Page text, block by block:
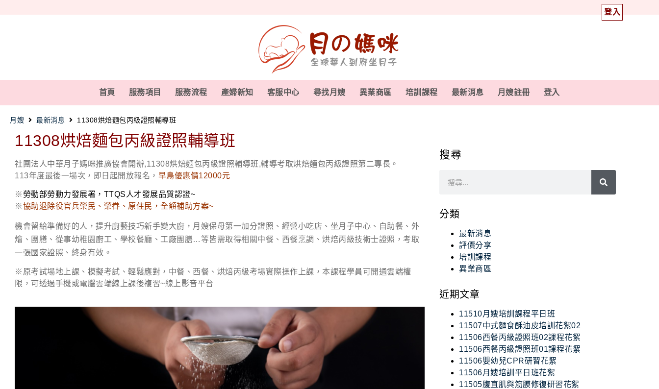
登入
首頁 服務項目 服務流程 產婦新知 客服中心 尋找月嫂 異業商區 培訓課程 最新消息 月嫂註冊 登入
月嫂 最新消息 11308烘焙麵包丙級證照輔導班
11308烘焙麵包丙級證照輔導班
社團法人中華月子媽咪推廣協會開辦,11308烘焙麵包丙級證照輔導班,輔導考取烘焙麵包丙級證照第二專長。
113年度最後一場次，即日起開放報名， 早鳥優惠價12000元
※ 勞動部勞動力發展署，TTQS人才發展品質認證~
※協助退除役官兵榮民、榮眷、原住民，全額補助方案~
機會留給準備好的人，提升廚藝技巧新手變大廚，月嫂保母第一加分證照、經營小吃店、坐月子中心、自助餐、外
燴、團膳、從事幼稚園廚工、學校餐廳、工廠團膳…等皆需取得相關中餐、西餐烹調、烘焙丙級技術士證照，考取
一張國家證照、終身有效。
※原考試場地上課、模擬考試、輕鬆應對，中餐、西餐、烘焙丙級考場實際操作上課，本課程學員可開通雲端權
限，可透過手機或電腦雲端線上課後複習~線上影音平台
搜尋
分類
最新消息
評價分享
培訓課程
異業商區
近期文章
11510月嫂培訓課程平日班
11507中式麵食酥油皮培訓花絮02
11506西餐丙級證照班02課程花絮
11506西餐丙級證照班01課程花絮
11506嬰幼兒CPR研習花絮
11506月嫂培訓平日班花絮
11505腹直肌與筋膜修復研習花絮